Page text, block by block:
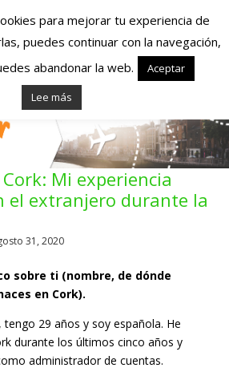
en
– Vivir en
– Trabajo
–
en
viven, estudian y trabajan en
Mi experiencia
el extranjero durante la
31, 2020
sobre ti (nombre, de dónde
en Cork).
29 años y soy española. He
durante los últimos cinco años y
administrador de cuentas.
para mejorar tu experiencia de
puedes continuar con la navegación,
abandonar la web.
Aceptar
Lee más